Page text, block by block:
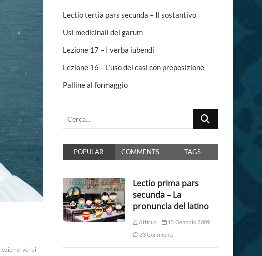
lezione verbi
Lectio tertia pars secunda – Il sostantivo
Usi medicinali del garum
Lezione 17 – I verba iubendi
Lezione 16 – L’uso dei casi con preposizione
Palline al formaggio
Cerca...
POPULAR COMMENTS TAGS
Lectio prima pars
secunda – La
pronuncia del latino
Atticus
15 Gennaio 2009
23 Comments